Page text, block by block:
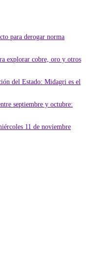
para derogar norma
explorar cobre, oro y otros
del Estado: Midagri es el
septiembre y octubre:
11 de noviembre